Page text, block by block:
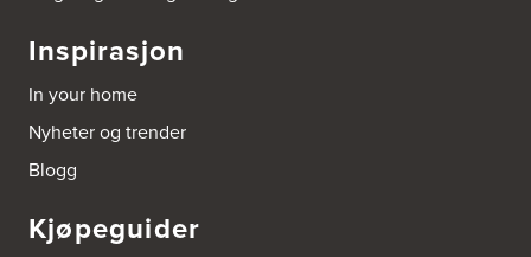
Bygg Tysnes AS
HEgelandsvegen 542
5680 Tysnes
Tel.:53-431544
Bygger'n Onstad
1533 Moss
Tel.:69-202050
Inspirasjon
In your home
Nyheter og trender
Blogg
Kjøpeguider